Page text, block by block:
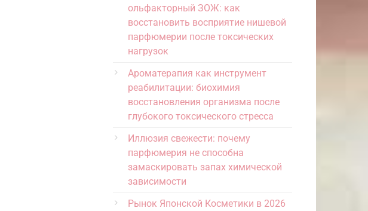
ольфакторный ЗОЖ: как
восстановить восприятие нишевой
парфюмерии после токсических
нагрузок
Ароматерапия как инструмент
реабилитации: биохимия
восстановления организма после
глубокого токсического стресса
Иллюзия свежести: почему
парфюмерия не способна
замаскировать запах химической
зависимости
Рынок Японской Косметики в 2026